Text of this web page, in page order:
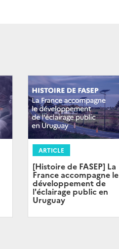
ARTICLE
[Histoire de FASEP] La
France accompagne le
développement de
l'éclairage public en
Uruguay